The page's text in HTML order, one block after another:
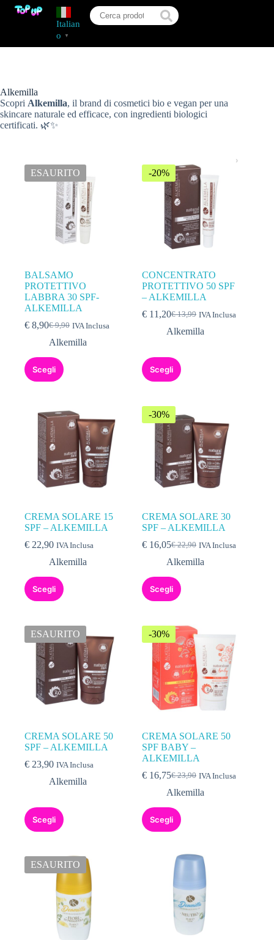
Italian
o
▼
Alkemilla
Scopri Alkemilla, il brand di cosmetici bio e vegan per una
skincare naturale ed efficace, con ingredienti biologici
certificati. 🌿✨
ESAURITO
BALSAMO
PROTETTIVO
LABBRA 30 SPF-
ALKEMILLA
€9,90
€ 8,90 IVA Inclusa
Alkemilla
Scegli
-20%
CONCENTRATO
PROTETTIVO 50 SPF
– ALKEMILLA
€13,99
€ 11,20 IVA Inclusa
Alkemilla
Scegli
CREMA SOLARE 15
SPF – ALKEMILLA
€ 22,90 IVA Inclusa
Alkemilla
Scegli
-30%
CREMA SOLARE 30
SPF – ALKEMILLA
€22,90
€ 16,05 IVA Inclusa
Alkemilla
Scegli
ESAURITO
CREMA SOLARE 50
SPF – ALKEMILLA
€ 23,90 IVA Inclusa
Alkemilla
Scegli
-30%
CREMA SOLARE 50
SPF BABY –
ALKEMILLA
€23,90
€ 16,75 IVA Inclusa
Alkemilla
Scegli
ESAURITO